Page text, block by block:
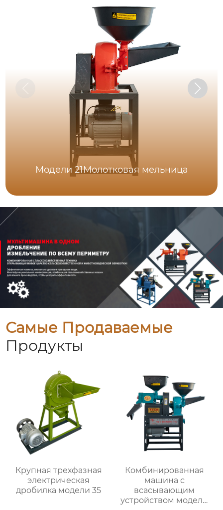
Модели 21Молотковая мельница
Самые Продаваемые
Продукты
Крупная трехфазная
электрическая
дробилка модели 35
Комбинированная
машина с
всасывающим
устройством модели